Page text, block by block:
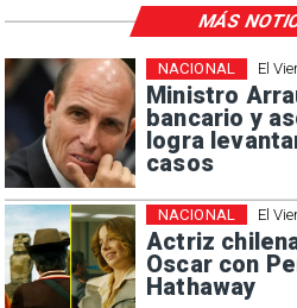
El
Ministro
bancario y
logra
casos
NACIONAL
El
Actriz
Oscar con
Hathaway
NACIONAL
MÁS